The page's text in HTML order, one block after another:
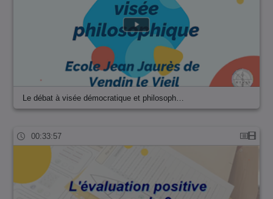
Le débat à visée démocratique et philosoph…
00:33:57